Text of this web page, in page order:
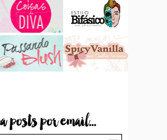
posts por email...